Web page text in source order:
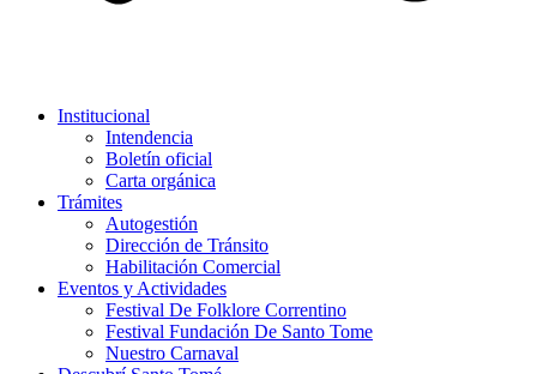
Institucional
Intendencia
Boletín oficial
Carta orgánica
Trámites
Autogestión
Dirección de Tránsito
Habilitación Comercial
Eventos y Actividades
Festival De Folklore Correntino
Festival Fundación De Santo Tome
Nuestro Carnaval